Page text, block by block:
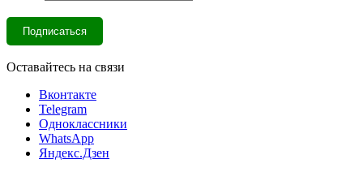
Оставайтесь на связи
Вконтакте
Telegram
Одноклассники
WhatsApp
Яндекс.Дзен